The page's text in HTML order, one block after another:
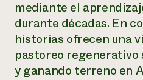
mediante el
durante décadas. En
historias ofrecen una
pastoreo regenerativo
y ganando terreno en